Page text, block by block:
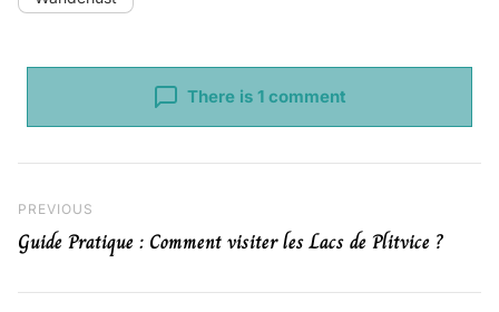
There is 1 comment
Previous Post
PREVIOUS
Guide Pratique : Comment visiter les Lacs de Plitvice ?